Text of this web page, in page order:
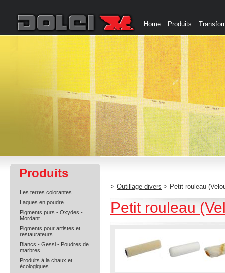
Home Produits
Produits
Les terres colorantes
Laques en poudre
Pigments purs - Oxydes -
Mordant
Pigments pour artistes et
restaurateurs
Blancs - Gessi - Poudres de
marbres
Produits à la chaux et
écologiques
> Outillage divers > Petit rouleau
Petit rouleau